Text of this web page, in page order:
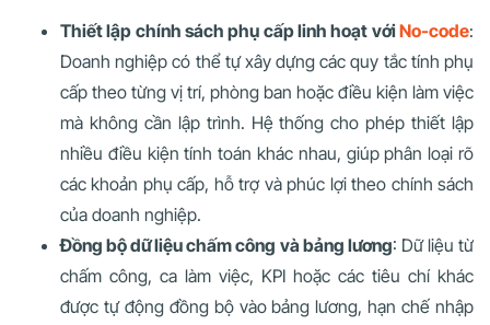
Thiết lập chính sách phụ cấp linh hoạt vớiNo-code:
Doanh nghiệp có thể tự xây dựng các quy tắc tính phụ
cấp theo từng vị trí, phòng ban hoặc điều kiện làm việc
mà không cần lập trình. Hệ thống cho phép thiết lập
nhiều điều kiện tính toán khác nhau, giúp phân loại rõ
các khoản phụ cấp, hỗ trợ và phúc lợi theo chính sách
của doanh nghiệp.
Đồng bộ dữ liệu chấm công và bảng lương: Dữ liệu từ
chấm công, ca làm việc, KPI hoặc các tiêu chí khác
được tự động đồng bộ vào bảng lương, hạn chế nhập